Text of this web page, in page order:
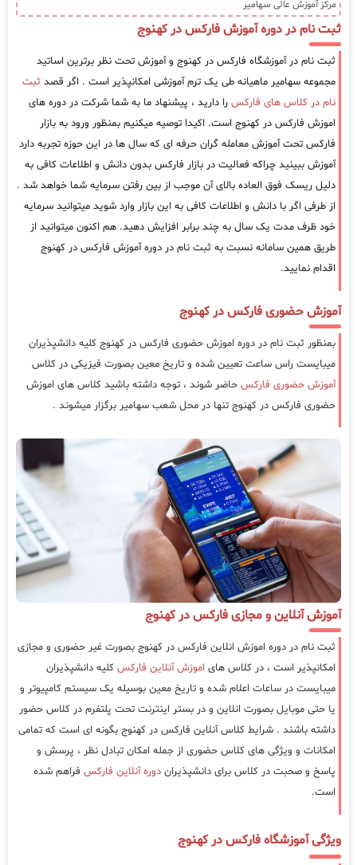
مرکز آموزش عالی سهامیر
ثبت نام در دوره آموزش فارکس در کهنوج
ثبت نام در آموزشگاه فارکس در کهنوج و آموزش تحت نظر برترین اساتید
مجموعه سهامیر ماهیانه طی یک ترم آموزشی امکانپذیر است . اگر قصد ثبت
نام در کلاس های فارکس را دارید ، پیشنهاد ما به شما شرکت در دوره های
اموزش فارکس در کهنوج است. اکیدا توصیه میکنیم بمنظور ورود به بازار
فارکس تحت آموزش معامله گران حرفه ای که سال ها در این حوزه تجربه دارد
آموزش ببینید چراکه فعالیت در بازار فارکس بدون دانش و اطلاعات کافی به
دلیل ریسک فوق العاده بالای آن موجب از بین رفتن سرمایه شما خواهد شد .
از طرفی اگر با دانش و اطلاعات کافی به این بازار وارد شوید میتوانید سرمایه
خود ظرف مدت یک سال به چند برابر افزایش دهید. هم اکنون میتوانید از
طریق همین سامانه نسبت به ثبت نام در دوره آموزش فارکس در کهنوج
اقدام نمایید.
آموزش حضوری فارکس در کهنوج
بمنظور ثبت نام در دوره اموزش حضوری فارکس در کهنوج کلیه دانشپذیران
میبایست راس ساعت تعیین شده و تاریخ معین بصورت فیزیکی در کلاس
آموزش حضوری فارکس حاضر شوند ، توجه داشته باشید کلاس های اموزش
حضوری فارکس در کهنوج تنها در محل شعب سهامیر برگزار میشوند .
آموزش آنلاین و مجازی فارکس در کهنوج
ثبت نام در دوره اموزش انلاین فارکس در کهنوج بصورت غیر حضوری و مجازی
امکانپذیر است ، در کلاس های اموزش آنلاین فارکس کلیه دانشپذیران
میبایست در ساعات اعلام شده و تاریخ معین بوسیله یک سیستم کامپیوتر و
یا حتی موبایل بصورت انلاین و در بستر اینترنت تحت پلتفرم در کلاس حضور
داشته باشند . شرایط کلاس آنلاین فارکس در کهنوج بگونه ای است که تمامی
امکانات و ویژگی های کلاس حضوری از جمله امکان تبادل نظر ، پرسش و
پاسخ و صحبت در کلاس برای دانشپذیران دوره آنلاین فارکس فراهم شده
است.
ویژگی آموزشگاه فارکس در کهنوج